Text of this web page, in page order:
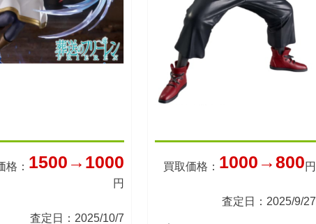
格： 1500→1000
円
査定日：2025/10/7
買取価格： 1000→800円
査定日：2025/9/27